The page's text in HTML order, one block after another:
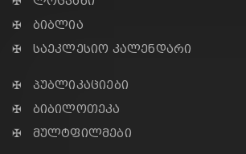
✠ ბიბლია
✠ საეკლესიო კალენდარი
✠ პუბლიკაციები
✠ ბიბილოთეკა
✠ მულტფილმები